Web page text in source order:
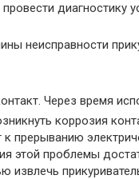
диагностику
неисправности
Через время
коррозия
к прерыванию
этой проблемы
извлечь